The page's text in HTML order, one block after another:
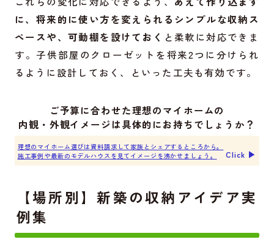
に、将来的に使い方を変えられるシンプルな収納ス
ペースや、可動棚を設けておく と柔軟に対応できま
す。子供部屋のクローゼットを将来2つに分けられ
るように設計しておく、といった工夫も有効です。
ご予算に合わせた理想のマイホームの
内観・外観イメージは具体的にお持ちでしょうか？
理想のマイホーム選びは資料請求して家族とシェアするところから。
施工事例や最新のモデルハウスを見てイメージを沸かせましょう。
Click ▶︎
【場所別】新築の収納アイデア実
例集